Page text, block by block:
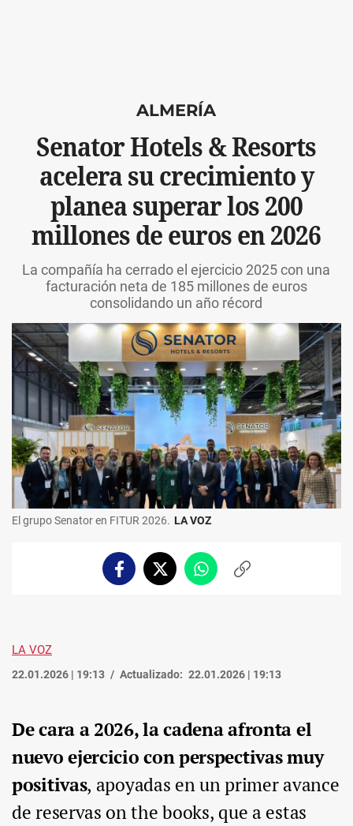
ALMERÍA
Senator Hotels & Resorts
acelera su crecimiento y
planea superar los 200
millones de euros en 2026
La compañía ha cerrado el ejercicio 2025 con una
facturación neta de 185 millones de euros
consolidando un año récord
El grupo Senator en FITUR 2026. LA VOZ
FacebookTwitterWhatsappCopiar
LA VOZ
22.01.2026 | 19:13 Actualizado: 22.01.2026 | 19:13
De cara a 2026, la cadena afronta el
nuevo ejercicio con perspectivas muy
positivas, apoyadas en un primer avance
de reservas on the books, que a estas